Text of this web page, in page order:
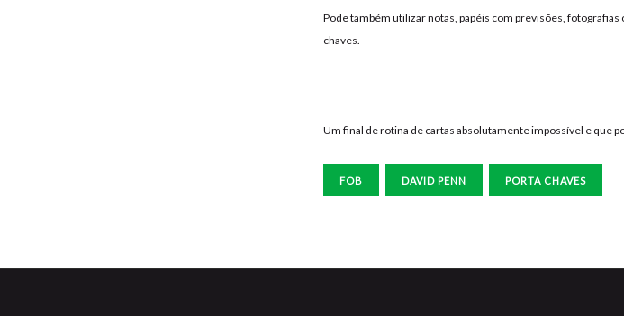
Pode também utilizar notas, papéis com previsões,
chaves.
Um final de rotina de cartas absolutamente impossível e que
FOB DAVID PENN PORTA CHAVES